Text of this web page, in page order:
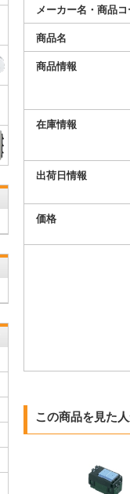
メーカー名・商品
商品名
商品情報
在庫情報
出荷日情報
価格
この商品を見た